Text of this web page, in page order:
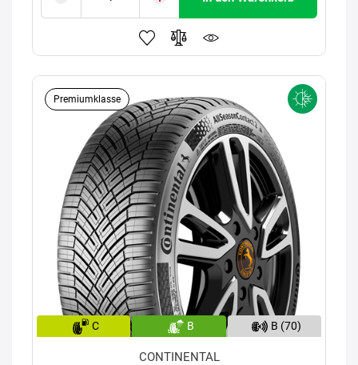
Premiumklasse
C B B (70)
CONTINENTAL